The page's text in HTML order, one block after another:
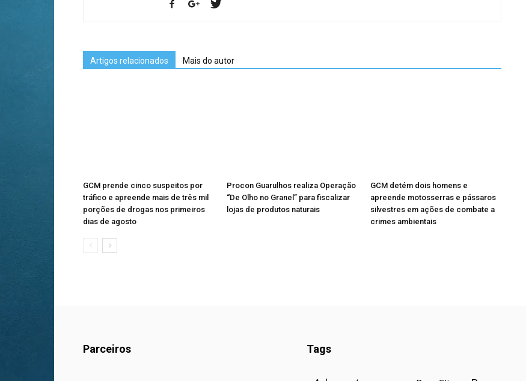
Artigos relacionados Mais do autor
GCM prende cinco suspeitos por
tráfico e apreende mais de três mil
porções de drogas nos primeiros
dias de agosto
Procon Guarulhos realiza Operação
“De Olho no Granel” para fiscalizar
lojas de produtos naturais
GCM detém dois homens e
apreende motosserras e pássaros
silvestres em ações de combate a
crimes ambientais
Parceiros Tags